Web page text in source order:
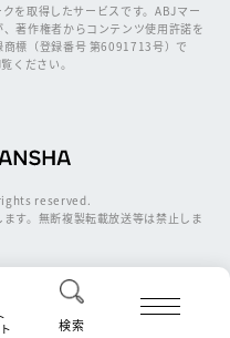
検索
を取得したサービスです。ABJマー
著作権者からコンテンツ使用許諾を
標（登録番号 第6091713号）で
ください。
reserved.
す。無断複製転載放送等は禁止しま